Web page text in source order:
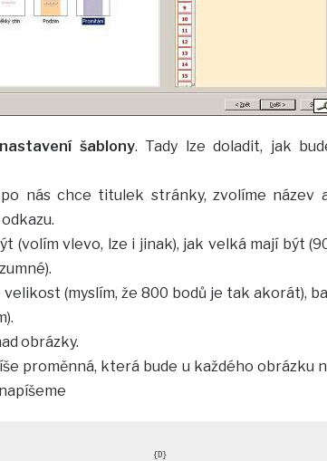
nastavení šablony. Tady lze doladit, jak
nás chce titulek stránky, zvolíme název
(volím vlevo, lze i jinak), jak velká mají být
(myslím, že 800 bodů je tak akorát),
obrázky.
proměnná, která bude u každého obrázku
{D}